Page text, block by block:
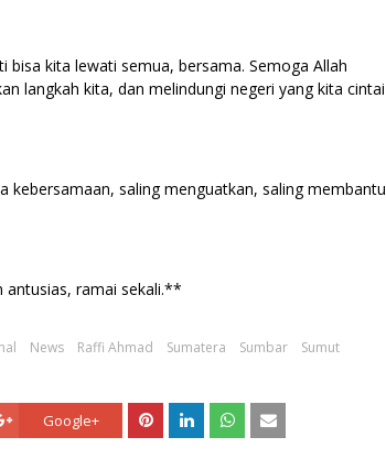
bisa kita lewati semua, bersama. Semoga Allah
langkah kita, dan melindungi negeri yang kita cintai
kebersamaan, saling menguatkan, saling membantu
antusias, ramai sekali.**
News Raffi Ahmad Sumatera Sumbar
Sumut
Google+